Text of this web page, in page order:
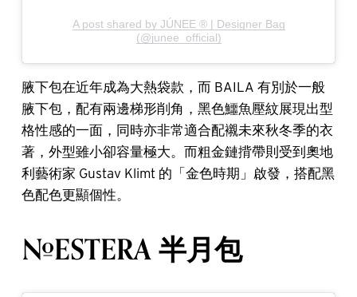
A post shared by JÚNEE ® | Designer Bag
(@junee_official)
腋下包在近年成為大熱袋款，而 BAILA 有別於一般
腋下包，配有兩邊梯形削角，黑色鱷魚壓紋展現出型
格性感的一面，同時亦非常適合配襯未來秋冬季的衣
著，外型雖小卻容量極大。而粗金鏈揹帶則受到奧地
利藝術家 Gustav Klimt 的「金色時期」啟發，搭配黑
色配色更顯個性。
#ESTERA 半月包